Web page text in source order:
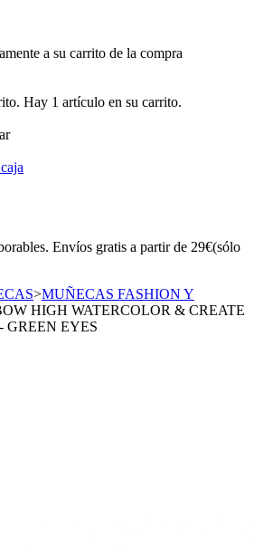
a su carrito de la compra
Hay 1 artículo en su carrito.
Envíos gratis a partir de 29€(sólo
>MUÑECAS FASHION Y
HIGH WATERCOLOR & CREATE
GREEN EYES